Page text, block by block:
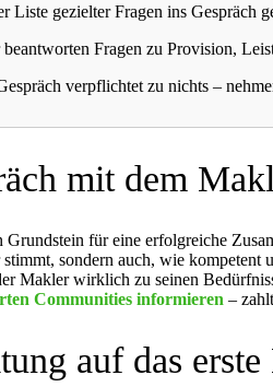
Liste gezielter Fragen ins Gespräch
beantworten Fragen zu Provision,
verpflichtet zu nichts –
mit dem
Grundstein für eine erfolgreiche
sondern auch, wie
Makler wirklich zu seinen
Communities informieren –
auf das erste